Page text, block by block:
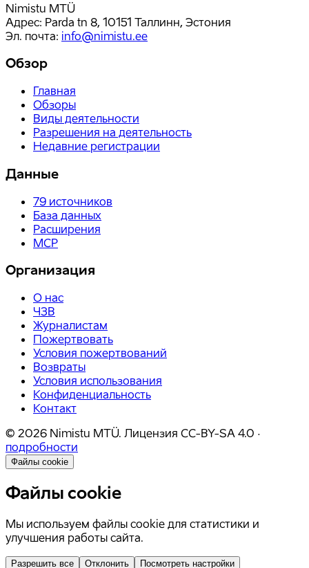
Nimistu MTÜ
Адрес: Parda tn 8, 10151 Таллинн, Эстония
Эл. почта: info@nimistu.ee
Обзор
Главная
Обзоры
Виды деятельности
Разрешения на деятельность
Недавние регистрации
Данные
79 источников
База данных
Расширения
MCP
Организация
О нас
ЧЗВ
Журналистам
Пожертвовать
Условия пожертвований
Возвраты
Условия использования
Конфиденциальность
Контакт
© 2026 Nimistu MTÜ. Лицензия CC-BY-SA 4.0 ·
подробности
Файлы cookie
Файлы cookie
Мы используем файлы cookie для статистики и
улучшения работы сайта.
Разрешить все Отклонить Посмотреть настройки